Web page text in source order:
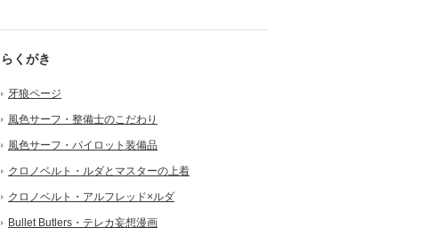
らくがき
牙狼ページ
風色サーフ・整備士のこだわり
風色サーフ・パイロット装備品
クロノベルト・ルダとマスターの上着
クロノベルト・アルフレッド×ルダ
Bullet Butlers・テレカ妄想漫画